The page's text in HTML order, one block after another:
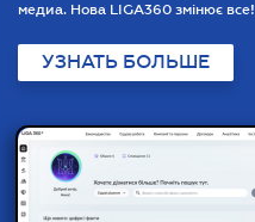
медиа. Нова LIGA360 змінює все!
УЗНАТЬ БОЛЬШЕ